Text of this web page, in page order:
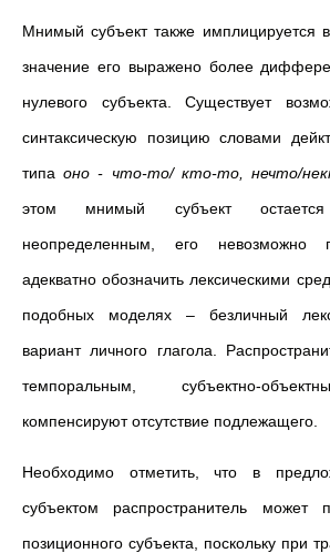
Мнимый субъект также имплицируется
значение его выражено более
нулевого субъекта. Существует
синтаксическую позицию словами
типаоно - что-то/ кто-то, нечто/
этом мнимый субъект остается
неопределенным, его невозможно
адекватно обозначить лексическими
подобных моделях – безличный
вариант личного глагола.
темпоральным, субъектно-
компенсируют отсутствие подлежащего.
Необходимо отметить, что в
субъектом распространитель может
позиционного субъекта, поскольку при